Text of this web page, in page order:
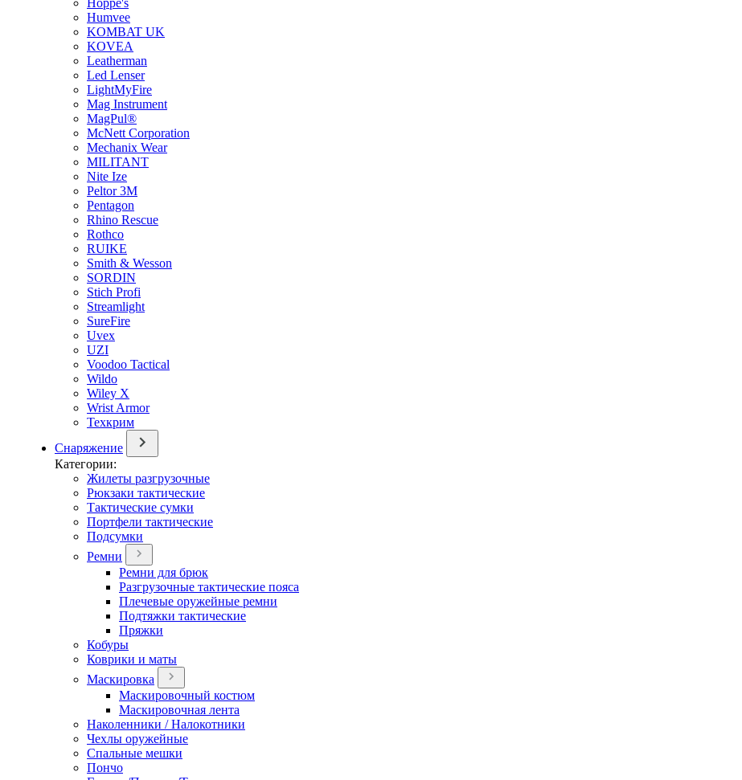
Hoppe's
Humvee
KOMBAT UK
KOVEA
Leatherman
Led Lenser
LightMyFire
Mag Instrument
MagPul®
McNett Corporation
Mechanix Wear
MILITANT
Nite Ize
Peltor 3M
Pentagon
Rhino Rescue
Rothco
RUIKE
Smith & Wesson
SORDIN
Stich Profi
Streamlight
SureFire
Uvex
UZI
Voodoo Tactical
Wildo
Wiley X
Wrist Armor
Техкрим
Снаряжение
Категории:
Жилеты разгрузочные
Рюкзаки тактические
Тактические сумки
Портфели тактические
Подсумки
Ремни
Ремни для брюк
Разгрузочные тактические пояса
Плечевые оружейные ремни
Подтяжки тактические
Пряжки
Кобуры
Коврики и маты
Маскировка
Маскировочный костюм
Маскировочная лента
Наколенники / Налокотники
Чехлы оружейные
Спальные мешки
Пончо